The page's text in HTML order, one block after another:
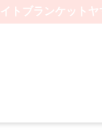
ト ブランケットヤ